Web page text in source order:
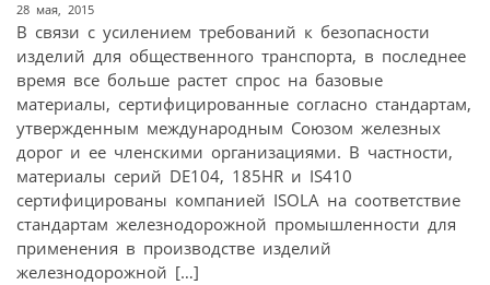
28 мая, 2015
В связи с усилением требований к безопасности
изделий для общественного транспорта, в последнее
время все больше растет спрос на базовые
материалы, сертифицированные согласно стандартам,
утвержденным международным Союзом железных
дорог и ее членскими организациями. В частности,
материалы серий DE104, 185HR и IS410
сертифицированы компанией ISOLA на соответствие
стандартам железнодорожной промышленности для
применения в производстве изделий
железнодорожной […]